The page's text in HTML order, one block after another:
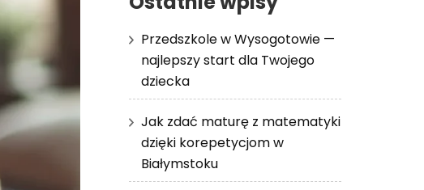
Przedszkole w Wysogotowie —
najlepszy start dla Twojego
dziecka
Jak zdać maturę z matematyki
dzięki korepetycjom w
Białymstoku